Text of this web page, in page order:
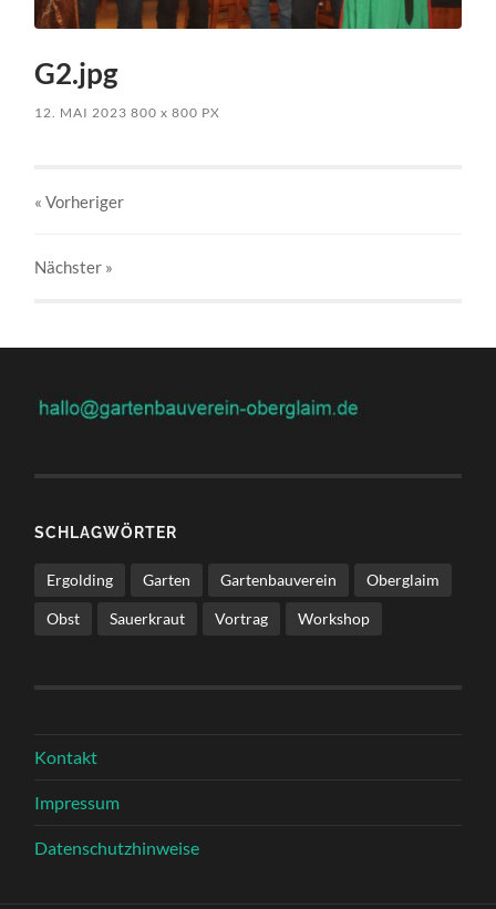
G2.jpg
12. MAI 2023 800x 800 PX
« Vorheriger
Nächster »
SCHLAGWÖRTER
Ergolding Garten Gartenbauverein Oberglaim
Obst Sauerkraut Vortrag Workshop
Kontakt
Impressum
Datenschutzhinweise